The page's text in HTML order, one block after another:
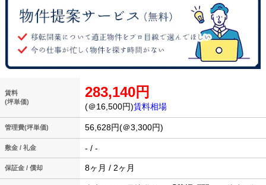
賃料
(坪単価)
283,140円
(＠16,500円)賃料相場
管理費(坪単価) 56,628円(＠3,300円)
敷金 / 礼金 - / -
保証金 / 償却 8ヶ月 / 2ヶ月